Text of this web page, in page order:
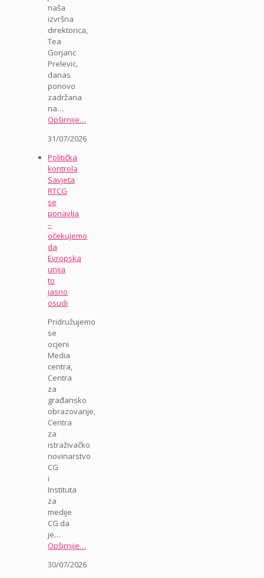
naša
izvršna
direktorica,
Tea
Gorjanc
Prelevic,
danas
ponovo
zadržana
na…
Opširnije…
31/07/2026
Politička
kontrola
Savjeta
RTCG
se
ponavlja
–
očekujemo
da
Evropska
unija
to
jasno
osudi
Pridružujemo
se
ocjeni
Media
centra,
Centra
za
građansko
obrazovanje,
Centra
za
istraživačko
novinarstvo
CG
i
Instituta
za
medije
CG da
je…
Opširnije…
30/07/2026